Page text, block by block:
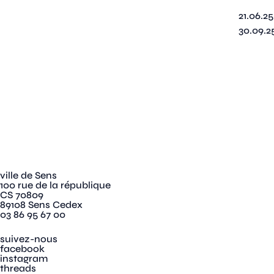
21.06.25
ville de Sens
100 rue de la république
CS 70809
89108 Sens Cedex
03 86 95 67 00
suivez-nous
facebook
instagram
threads